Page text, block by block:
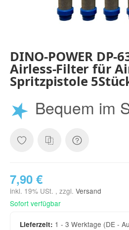
DINO-POWER DP-
Airless-Filter für
Spritzpistole
★ Bequem im
7,90 €
inkl. 19% USt. , zzgl. Versand
Sofort verfügbar
Lieferzeit: 1 - 3 Werktage (DE -